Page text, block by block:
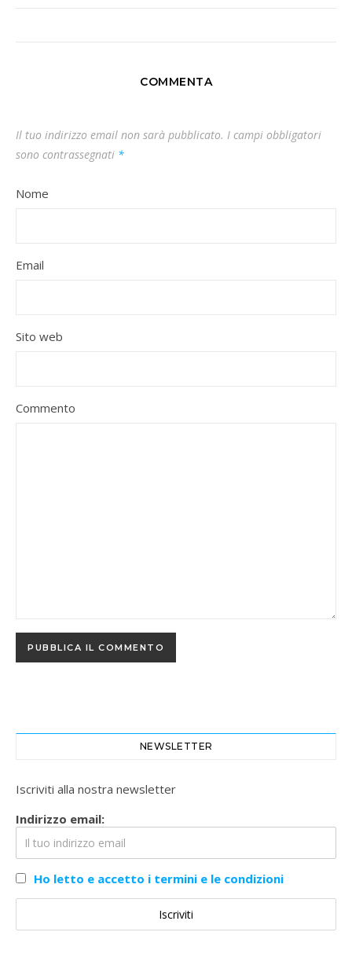
COMMENTA
Il tuo indirizzo email non sarà pubblicato. I campi obbligatori
sono contrassegnati *
Nome
Email
Sito web
Commento
NEWSLETTER
Iscriviti alla nostra newsletter
Indirizzo email:
Ho letto e accetto i termini e le condizioni